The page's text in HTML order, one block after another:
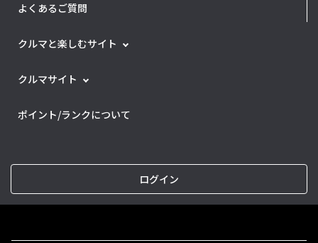
よくあるご質問
クルマと楽しむサイト
クルマサイト
ポイント/ランクについて
ログイン